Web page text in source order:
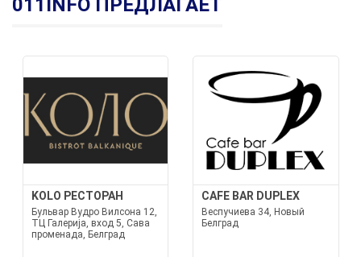
011INFO ПРЕДЛАГАЕТ
KOLO РЕСТОРАН
Бульвар Вудро Вилсона 12,
ТЦ Галерија, вход 5, Сава
променада, Белград
CAFE BAR DUPLEX
Веспучиева 34, Новый
Белград